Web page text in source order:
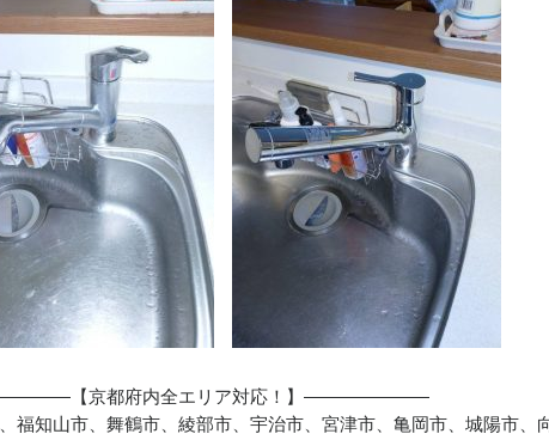
【京都府内全エリア対応！】———————
福知山市、舞鶴市、綾部市、宇治市、宮津市、亀岡市、城陽市、